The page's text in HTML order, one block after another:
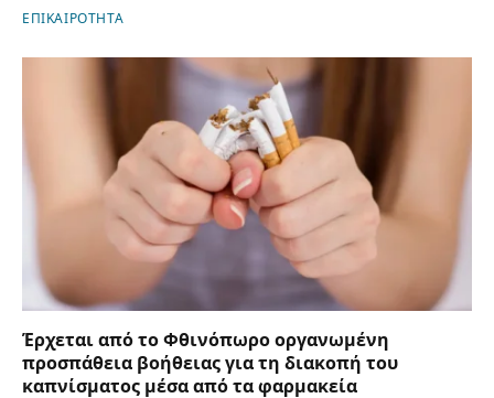
ΕΠΙΚΑΙΡΟΤΗΤΑ
Έρχεται από το Φθινόπωρο οργανωμένη
προσπάθεια βοήθειας για τη διακοπή του
καπνίσματος μέσα από τα φαρμακεία